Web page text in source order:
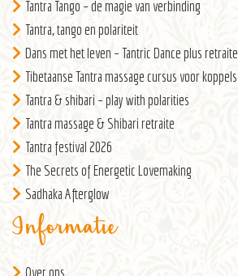
Tantra Tango – de magie van verbinding
Tantra, tango en polariteit
Dans met het leven – Tantric Dance plus retraite
Tibetaanse Tantra massage cursus voor koppels
Tantra & shibari – play with polarities
Tantra massage & Shibari retraite
Tantra festival 2026
The Secrets of Energetic Lovemaking
Sadhaka Afterglow
Informatie
Over ons